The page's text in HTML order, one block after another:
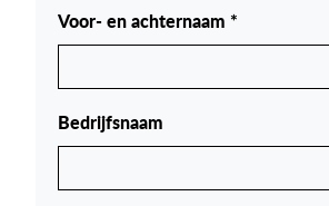
Voor- en achternaam *
Bedrijfsnaam